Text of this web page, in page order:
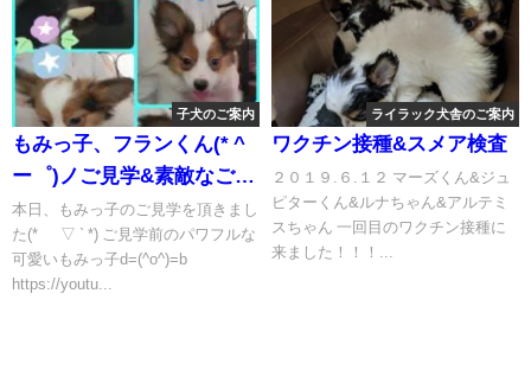
子犬のご案内
もみっ子、フランくん(* ^
ー゜)ノご見学&素敵なご縁
&お名前頂きました(* ´ ▽
` *)
本日、もみっ子のご見学を頂きまし
た(* ´ ▽ ` *) ご見学前のパワフルな
可愛いもみっ子d=(^o^)=b
https://youtu...
ライラック犬舎のご案内
ワクチン接種&スメア検査
２０１９.６.１２ マーズくん&ジュ
ピターくん&ルナちゃん&アルテミ
スちゃん 一回目のワクチン接種に
来ました！！！...